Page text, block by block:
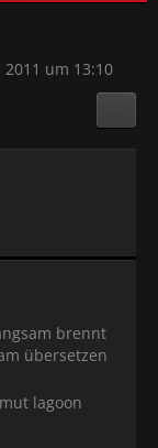
2011 um 13:10
brennt
übersetzen
lagoon